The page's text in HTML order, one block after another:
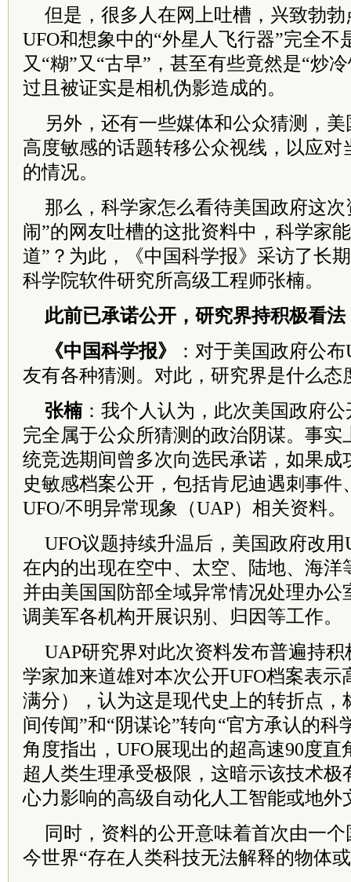
但是，很多人在网上吐槽，兴致勃
UFO和想象中的“外星人飞行器”完全不
又“糊”又“古早”，甚至有些竟然是“炒
过且被证实是相机伪影造成的。
另外，还有一些媒体和公众猜测，
高度敏感的话题转移公众视线，以应对
的情况。
那么，科学家怎么看待美国政府这
闹”的网友吐槽的这批资料中，科学家
道”？为此，《中国科学报》采访了长
科学院软件研究所高级工程师张楠。
此前已承诺公开， 研究界持积极看法
《中国科学报》
：对于美国政府公
友有各种猜测。对此，研究界是什么态
张楠：我个人认为，此次美国政府
完全属于公众所猜测的政治阴谋。事实
统竞选期间曾多次向选民承诺，如果成
史敏感档案公开，包括肯尼迪遇刺事件
UFO/不明异常现象（UAP）相关资料。
UFO议题持续升温后，美国政府改用
在内的出现在空中、太空、陆地、海洋
并由美国国防部全域异常情况处理办公
调美军各机构开展识别、归因等工作。
UAP研究界对此次资料发布普遍持
学家加来道雄对本次公开UFO档案表示
满分），认为这是现代史上的转折点，
间传闻”和“阴谋论”转向“官方承认的科
角度指出，UFO展现出的超高速90度直
超人类生理承受极限，这暗示该技术极
心力影响的高级自动化人工智能或地外
同时，资料的公开意味着首次由一
今世界“存在人类科技无法解释的物体